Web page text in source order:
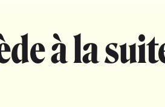
à la